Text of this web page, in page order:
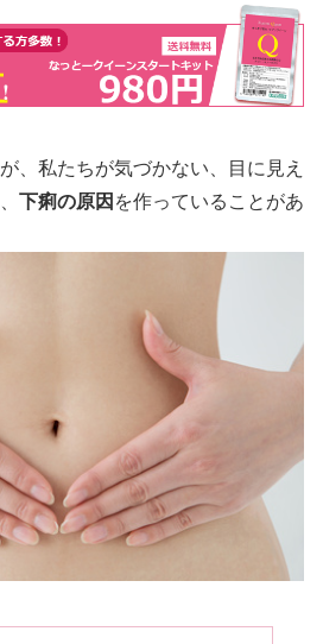
、私たちが気づかない、目に見え
下痢の原因 を作っていることがあ